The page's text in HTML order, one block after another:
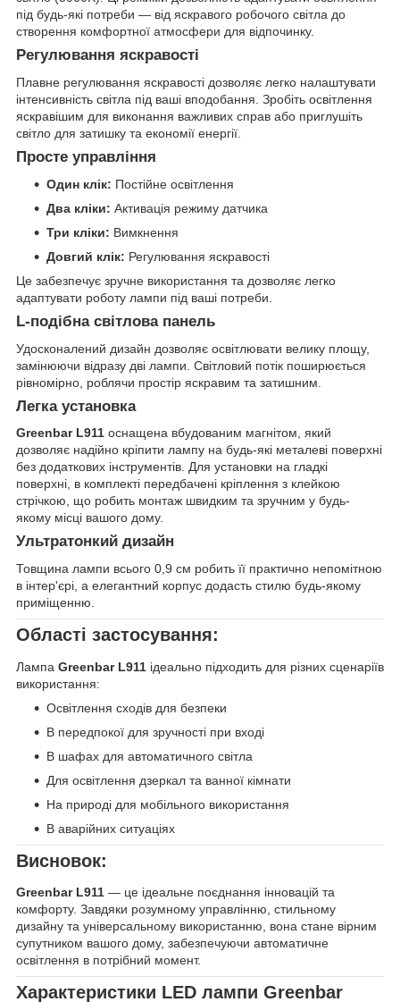
під будь-які потреби — від яскравого робочого світла до
створення комфортної атмосфери для відпочинку.
Регулювання яскравості
Плавне регулювання яскравості дозволяє легко налаштувати
інтенсивність світла під ваші вподобання. Зробіть освітлення
яскравішим для виконання важливих справ або приглушіть
світло для затишку та економії енергії.
Просте управління
Один клік: Постійне освітлення
Два кліки: Активація режиму датчика
Три кліки: Вимкнення
Довгий клік: Регулювання яскравості
Це забезпечує зручне використання та дозволяє легко
адаптувати роботу лампи під ваші потреби.
L-подібна світлова панель
Удосконалений дизайн дозволяє освітлювати велику площу,
замінюючи відразу дві лампи. Світловий потік поширюється
рівномірно, роблячи простір яскравим та затишним.
Легка установка
Greenbar L911 оснащена вбудованим магнітом, який
дозволяє надійно кріпити лампу на будь-які металеві поверхні
без додаткових інструментів. Для установки на гладкі
поверхні, в комплекті передбачені кріплення з клейкою
стрічкою, що робить монтаж швидким та зручним у будь-
якому місці вашого дому.
Ультратонкий дизайн
Товщина лампи всього 0,9 см робить її практично непомітною
в інтер'єрі, а елегантний корпус додасть стилю будь-якому
приміщенню.
Області застосування:
Лампа Greenbar L911 ідеально підходить для різних сценаріїв
використання:
Освітлення сходів для безпеки
В передпокої для зручності при вході
В шафах для автоматичного світла
Для освітлення дзеркал та ванної кімнати
На природі для мобільного використання
В аварійних ситуаціях
Висновок:
Greenbar L911 — це ідеальне поєднання інновацій та
комфорту. Завдяки розумному управлінню, стильному
дизайну та універсальному використанню, вона стане вірним
супутником вашого дому, забезпечуючи автоматичне
освітлення в потрібний момент.
Характеристики LED лампи Greenbar